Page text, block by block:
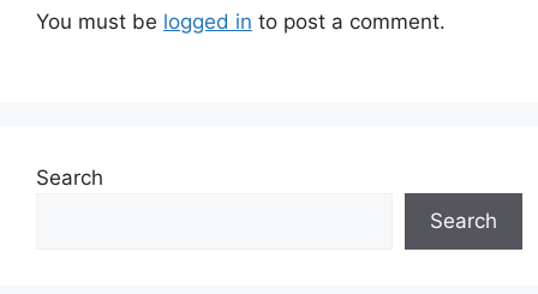
You must be logged in to post a comment.
Search
Search